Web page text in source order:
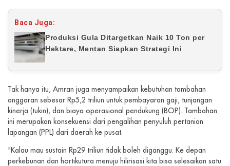
Baca Juga:
Produksi Gula Ditargetkan Naik 10 Ton per
Hektare, Mentan Siapkan Strategi Ini
Tak hanya itu, Amran juga menyampaikan kebutuhan tambahan
anggaran sebesar Rp5,2 triliun untuk pembayaran gaji, tunjangan
kinerja (tukin), dan biaya operasional pendukung (BOP). Tambahan
ini merupakan konsekuensi dari pengalihan penyuluh pertanian
lapangan (PPL) dari daerah ke pusat.
"Kalau mau sustain Rp29 triliun tidak boleh diganggu. Ke depan
perkebunan dan hortikutura menuju hilirisasi kita bisa selesaikan satu